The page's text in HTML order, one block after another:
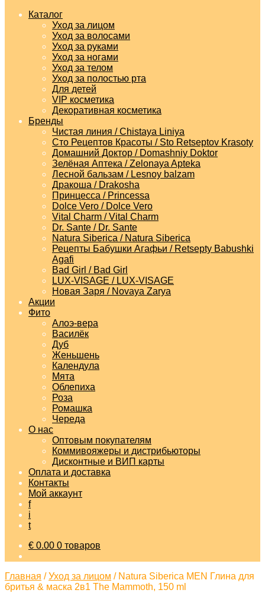
Каталог
Уход за лицом
Уход за волосами
Уход за руками
Уход за ногами
Уход за телом
Уход за полостью рта
Для детей
VIP косметика
Декоративная косметика
Бренды
Чистая линия / Chistaya Liniya
Сто Рецептов Красоты / Sto Retseptov Krasoty
Домашний Доктор / Domashniy Doktor
Зелёная Аптека / Zelonaya Apteka
Лесной бальзам / Lesnoy balzam
Дракоша / Drakosha
Принцесса / Princessa
Dolce Vero / Dolce Vero
Vital Charm / Vital Charm
Dr. Sante / Dr. Sante
Natura Siberica / Natura Siberica
Рецепты Бабушки Агафьи / Retsepty Babushki
Agafi
Bad Girl / Bad Girl
LUX-VISAGE / LUX-VISAGE
Новая Заря / Novaya Zarya
Акции
Фито
Алоэ-вера
Василёк
Дуб
Женьшень
Календула
Мята
Облепиха
Роза
Ромашка
Череда
О нас
Оптовым покупателям
Коммивояжеры и дистрибьюторы
Дисконтные и ВИП карты
Оплата и доставка
Контакты
Мой аккаунт
f
i
t
€ 0.00 0 товаров
Главная /Уход за лицом / Natura Siberica MEN Глина для
бритья & маска 2в1 The Mammoth, 150 ml